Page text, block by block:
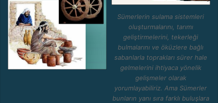
Sümerlerin sulama sistemleri
oluşturmalarını, tarımı
geliştirmelerini, tekerleği
bulmalarını ve öküzlere bağlı
sabanlarla toprakları sürer hale
gelmelerini ihtiyaca yönelik
gelişmeler olarak
yorumlayabiliriz. Ama Sümerler
bunların yanı sıra farklı buluşlara